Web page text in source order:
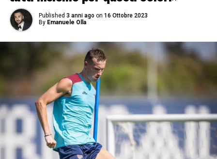
Published 3 anni ago on 16 Ottobre 2023
By Emanuele Olla